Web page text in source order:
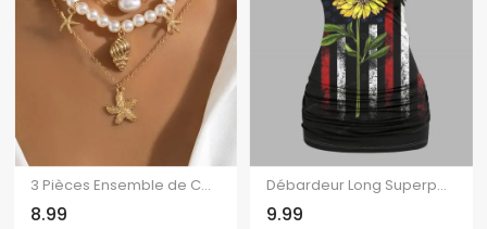
3 Pièces Ensemble de Collier avec Pendentif Etoile de Mer Coquillage et Perle Fantaisie pour Plage
8.99
Débardeur Long Superposé Papillon Etoile Imprimée en Dentelle
9.99